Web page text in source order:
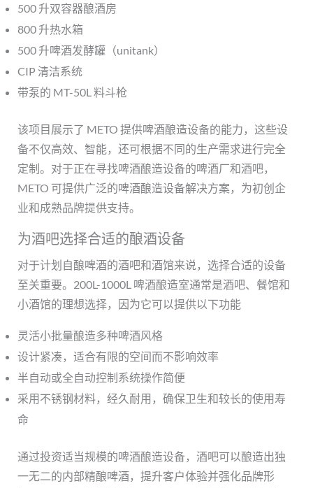
500 升双容器酿酒房
800 升热水箱
500 升啤酒发酵罐（unitank）
CIP 清洁系统
带泵的 MT-50L 料斗枪
该项目展示了 METO 提供啤酒酿造设备的能力，这些设
备不仅高效、智能，还可根据不同的生产需求进行完全
定制。对于正在寻找啤酒酿造设备的啤酒厂和酒吧，
METO 可提供广泛的啤酒酿造设备解决方案，为初创企
业和成熟品牌提供支持。
为酒吧选择合适的酿酒设备
对于计划自酿啤酒的酒吧和酒馆来说，选择合适的设备
至关重要。200L-1000L 啤酒酿造室通常是酒吧、餐馆和
小酒馆的理想选择，因为它可以提供以下功能
灵活小批量酿造多种啤酒风格
设计紧凑，适合有限的空间而不影响效率
半自动或全自动控制系统操作简便
采用不锈钢材料，经久耐用，确保卫生和较长的使用寿
命
通过投资适当规模的啤酒酿造设备，酒吧可以酿造出独
一无二的内部精酿啤酒，提升客户体验并强化品牌形